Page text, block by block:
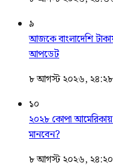
৯
আজকে বাংলাদেশি
আপডেট
৮ আগস্ট ২০২৬, ২৪:২৮
১০
২০২৮ কোপা আমেরিকায়
মানবেন?
৮ আগস্ট ২০২৬, ২৪:২০